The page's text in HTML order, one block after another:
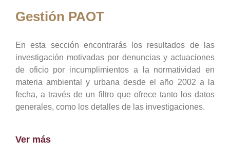
Gestión PAOT
En esta sección encontrarás los resultados de las
investigación motivadas por denuncias y actuaciones
de oficio por incumplimientos a la normatividad en
materia ambiental y urbana desde el año 2002 a la
fecha, a través de un filtro que ofrece tanto los datos
generales, como los detalles de las investigaciones.
Ver más